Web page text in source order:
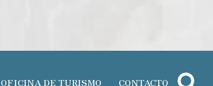
OFICINA DE TURISMO CONTACTO